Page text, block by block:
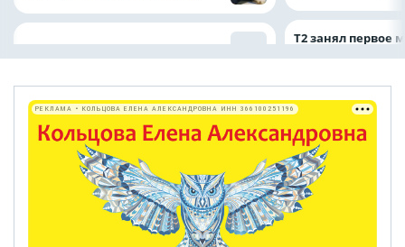
Т2 занял первое
РЕКЛАМА • КОЛЬЦОВА ЕЛЕНА АЛЕКСАНДРОВНА ИНН 366100251196